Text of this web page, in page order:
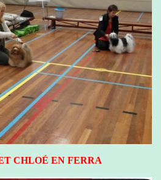
CHLOÉ EN FERRA